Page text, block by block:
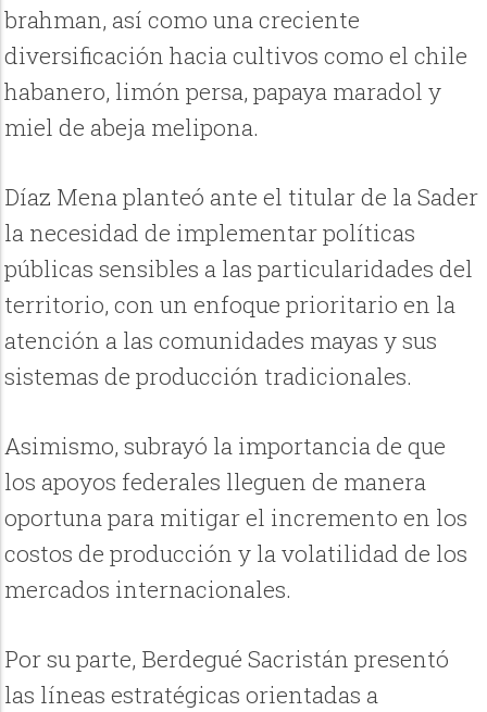
brahman, así como una creciente
diversificación hacia cultivos como el chile
habanero, limón persa, papaya maradol y
miel de abeja melipona.
Díaz Mena planteó ante el titular de la Sader
la necesidad de implementar políticas
públicas sensibles a las particularidades del
territorio, con un enfoque prioritario en la
atención a las comunidades mayas y sus
sistemas de producción tradicionales.
Asimismo, subrayó la importancia de que
los apoyos federales lleguen de manera
oportuna para mitigar el incremento en los
costos de producción y la volatilidad de los
mercados internacionales.
Por su parte, Berdegué Sacristán presentó
las líneas estratégicas orientadas a